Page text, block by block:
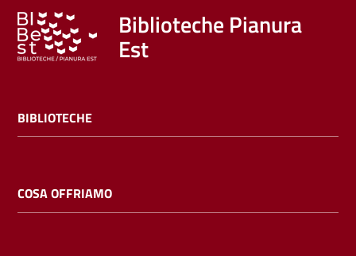
Trova
libri
e
film
Calendario
Biblioteche Pianura
Est
BIBLIOTECHE
COSA OFFRIAMO